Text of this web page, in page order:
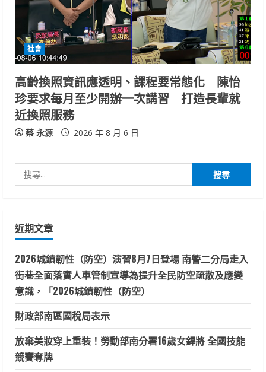
社會
高齡換照資訊應透明、課程要常態化 陳怡
珍要求每月至少開辦一次講習 打造長輩就
近換照服務
蔡 永源 2026 年 8 月 6 日
尋
字:
近期文章
2026城鎮韌性（防空）演習8月7日登場 南警二分局走入
街巷全面落實人車管制宣導為提升全民防空疏散及應變
意識，「2026城鎮韌性（防空）
財政部南區國稅局表示
放棄美妝穿上重裝！勞動部南分署16歲女銲將 全國技能
競賽奪牌